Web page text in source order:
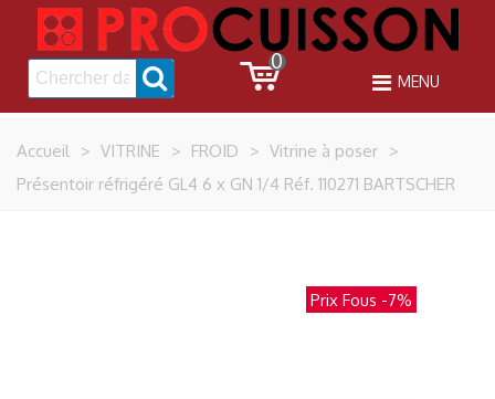
0
MENU
Accueil > VITRINE > FROID > Vitrine à poser >
Présentoir réfrigéré GL4 6 x GN 1/4 Réf. 110271 BARTSCHER
Prix Fous -7%